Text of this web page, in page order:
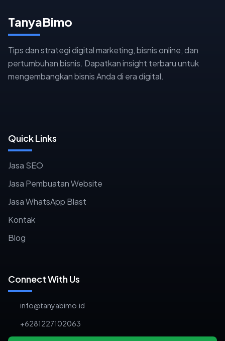
TanyaBimo
Tips dan strategi digital marketing, bisnis online, dan
pertumbuhan bisnis. Dapatkan insight terbaru untuk
mengembangkan bisnis Anda di era digital.
Quick Links
Jasa SEO
Jasa Pembuatan Website
Jasa WhatsApp Blast
Kontak
Blog
Connect With Us
info@tanyabimo.id
+6281227102063